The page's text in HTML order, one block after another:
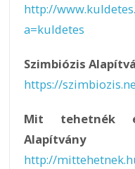
http://
a=kuldetes
Szimbiózis
https://
Mit tehetnék
Alapítvány
http://